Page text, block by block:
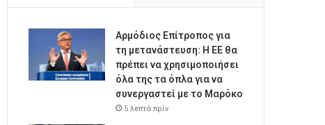
Αρμόδιος Επίτροπος για
τη μετανάστευση: Η ΕΕ θα
πρέπει να χρησιμοποιήσει
όλα της τα όπλα για να
συνεργαστεί με το Μαρόκο
5 λεπτά πρίν